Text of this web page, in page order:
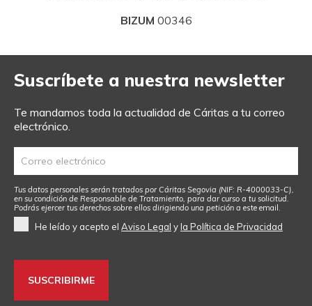
BIZUM 00346
Suscríbete a nuestra newsletter
Te mandamos toda la actualidad de Cáritas a tu correo
electrónico.
Tus datos personales serán tratados por Cáritas Segovia (NIF: R-4000033-C),
en su condición de Responsable de Tratamiento, para dar curso a tu solicitud.
Podrás ejercer tus derechos sobre ellos dirigiendo una petición a este email .
He leído y acepto el Aviso Legal yla Política de Privacidad